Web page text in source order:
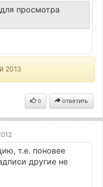
просмотра
2013
0 ответить
т.е. поновее
другие не